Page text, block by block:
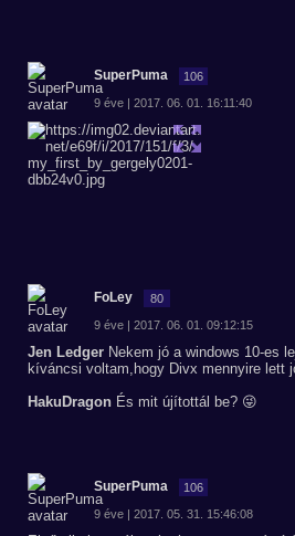
SuperPuma 106
9 éve | 2017. 06. 01. 16:11:40
FoLey 80
9 éve | 2017. 06. 01. 09:12:15
Jen Ledger Nekem jó a windows 10-es
kíváncsi voltam,hogy Divx mennyire lett
HakuDragon És mit újítottál be? 😜
SuperPuma 106
9 éve | 2017. 05. 31. 15:46:08